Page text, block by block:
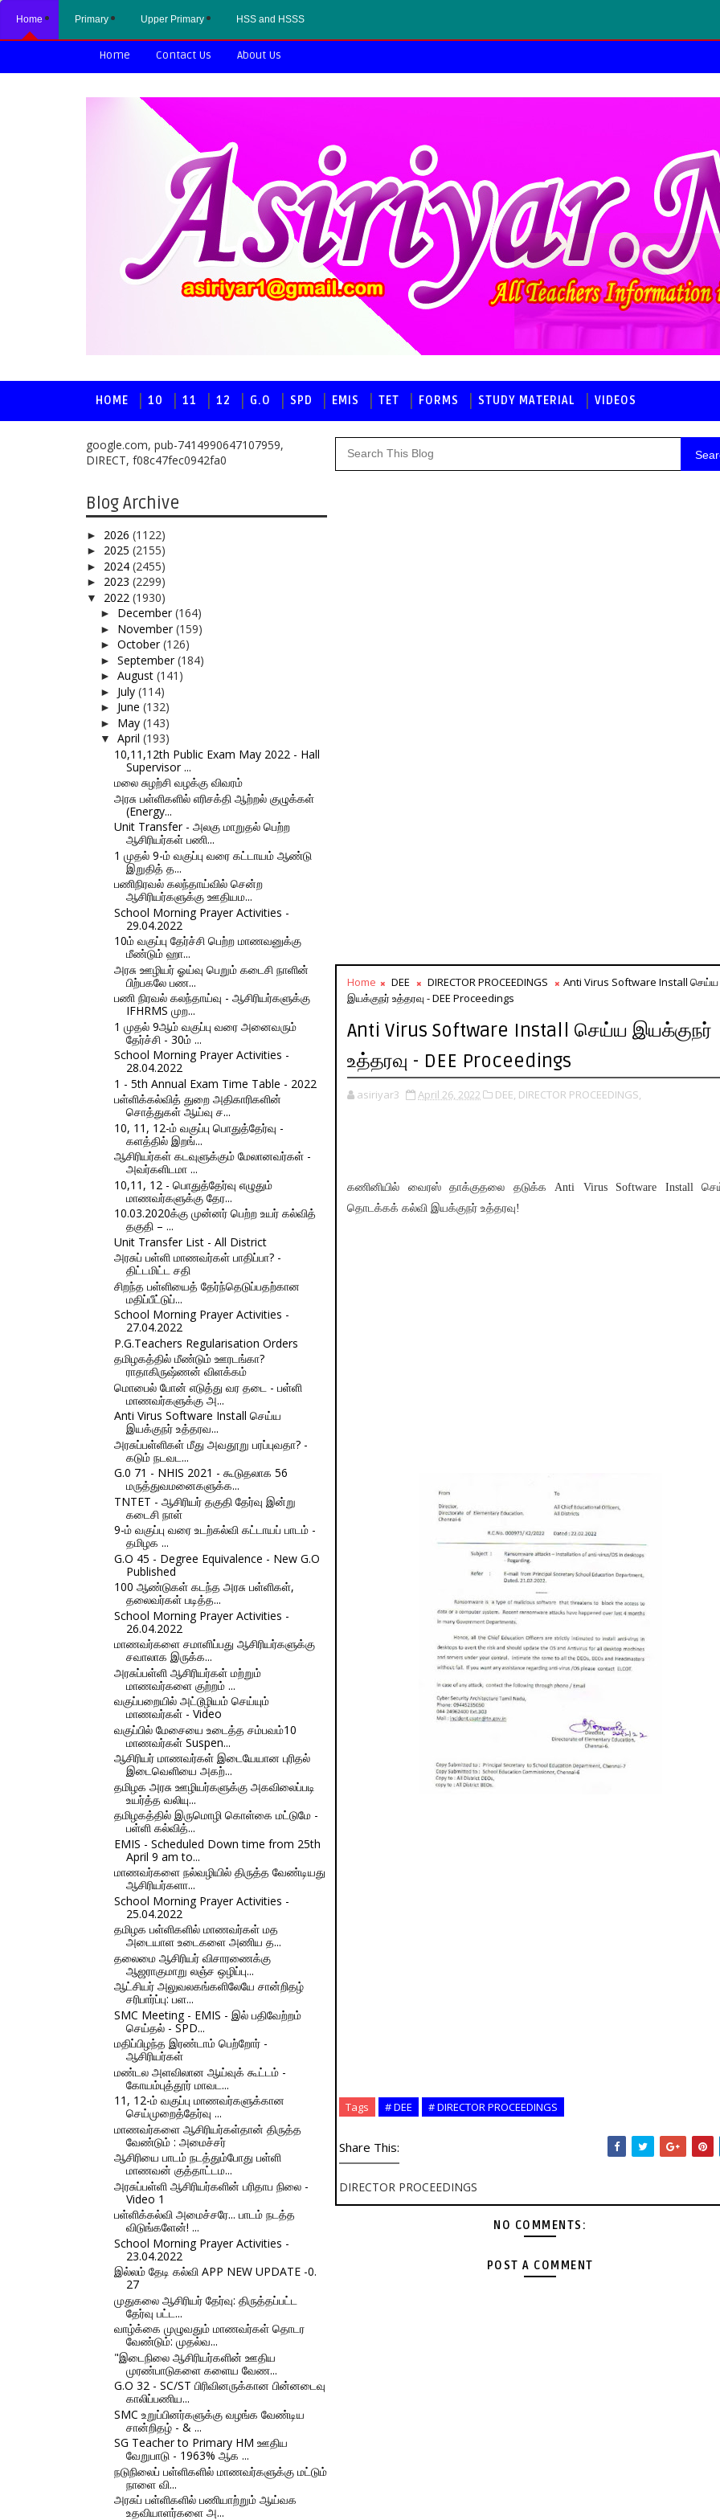
Home Primary Upper Primary HSS and HSSS
Home Contact Us About Us
HOME 10 11 12 G.O SPD EMIS TET FORMS STUDY MATERIAL VIDEOS
google.com, pub-7414990647107959,
DIRECT, f08c47fec0942fa0
Blog Archive
► 2026 (1122)
► 2025 (2155)
► 2024 (2455)
► 2023 (2299)
▼ 2022 (1930)
► December(164)
► November(159)
► October(126)
► September(184)
► August (141)
► July (114)
► June (132)
► May (143)
▼ April (193)
10,11,12th Public Exam May 2022 - Hall
Supervisor ...
மலை சுழற்சி வழக்கு விவரம்
அரசு பள்ளிகளில் எரிசக்தி ஆற்றல் குழுக்கள்
(Energy...
Unit Transfer - அலகு மாறுதல் பெற்ற
ஆசிரியர்கள் பணி...
1 முதல் 9-ம் வகுப்பு வரை கட்டாயம் ஆண்டு
இறுதித் த...
பணிநிரவல் கலந்தாய்வில் சென்ற
ஆசிரியர்களுக்கு ஊதியம...
School Morning Prayer Activities -
29.04.2022
10ம் வகுப்பு தேர்ச்சி பெற்ற மாணவனுக்கு
மீண்டும் ஹா...
அரசு ஊழியர் ஓய்வு பெறும் கடைசி நாளின்
பிற்பகலே பண...
பணி நிரவல் கலந்தாய்வு - ஆசிரியர்களுக்கு
IFHRMS முற...
1 முதல் 9ஆம் வகுப்பு வரை அனைவரும்
தேர்ச்சி - 30ம் ...
School Morning Prayer Activities -
28.04.2022
1 - 5th Annual Exam Time Table - 2022
பள்ளிக்கல்வித் துறை அதிகாரிகளின்
சொத்துகள் ஆய்வு ச...
10, 11, 12-ம் வகுப்பு பொதுத்தேர்வு -
களத்தில் இறங்...
ஆசிரியர்கள் கடவுளுக்கும் மேலானவர்கள் -
அவர்களிடமா ...
10,11, 12 - பொதுத்தேர்வு எழுதும்
மாணவர்களுக்கு தேர...
10.03.2020க்கு முன்னர் பெற்ற உயர் கல்வித்
தகுதி – ...
Unit Transfer List - All District
அரசுப் பள்ளி மாணவர்கள் பாதிப்பா? -
திட்டமிட்ட சதி
சிறந்த பள்ளியைத் தேர்ந்தெடுப்பதற்கான
மதிப்பீட்டுப்...
School Morning Prayer Activities -
27.04.2022
P.G.Teachers Regularisation Orders
தமிழகத்தில் மீண்டும் ஊரடங்கா?
ராதாகிருஷ்ணன் விளக்கம்
மொபைல் போன் எடுத்து வர தடை - பள்ளி
மாணவர்களுக்கு அ...
Anti Virus Software Install செய்ய
இயக்குநர் உத்தரவ...
அரசுப்பள்ளிகள் மீது அவதூறு பரப்புவதா? -
கடும் நடவட...
G.0 71 - NHIS 2021 - கூடுதலாக 56
மருத்துவமனைகளுக்க...
TNTET - ஆசிரியர் தகுதி தேர்வு இன்று
கடைசி நாள்
9-ம் வகுப்பு வரை உடற்கல்வி கட்டாயப் பாடம் -
தமிழக ...
G.O 45 - Degree Equivalence - New G.O
Published
100 ஆண்டுகள் கடந்த அரசு பள்ளிகள்,
தலைவர்கள் படித்த...
School Morning Prayer Activities -
26.04.2022
மாணவர்களை சமாளிப்பது ஆசிரியர்களுக்கு
சவாலாக இருக்க...
அரசுப்பள்ளி ஆசிரியர்கள் மற்றும்
மாணவர்களை குற்றம் ...
வகுப்பறையில் அட்டூழியம் செய்யும்
மாணவர்கள் - Video
வகுப்பில் மேசையை உடைத்த சம்பவம்10
மாணவர்கள் Suspen...
ஆசிரியர் மாணவர்கள் இடையேயான புரிதல்
இடைவெளியை அகற்...
தமிழக அரசு ஊழியர்களுக்கு அகவிலைப்படி
உயர்த்த வலியு...
தமிழகத்தில் இருமொழி கொள்கை மட்டுமே -
பள்ளி கல்வித்...
EMIS - Scheduled Down time from 25th
April 9 am to...
மாணவர்களை நல்வழியில் திருத்த வேண்டியது
ஆசிரியர்களா...
School Morning Prayer Activities -
25.04.2022
தமிழக பள்ளிகளில் மாணவர்கள் மத
அடையாள உடைகளை அணிய த...
தலைமை ஆசிரியர் விசாரணைக்கு
ஆஜராகுமாறு லஞ்ச ஒழிப்பு...
ஆட்சியர் அலுவலகங்களிலேயே சான்றிதழ்
சரிபார்ப்பு: பள...
SMC Meeting - EMIS - இல் பதிவேற்றம்
செய்தல் - SPD...
மதிப்பிழந்த இரண்டாம் பெற்றோர் -
ஆசிரியர்கள்
மண்டல அளவிலான ஆய்வுக் கூட்டம் -
கோயம்புத்தூர் மாவட...
11, 12-ம் வகுப்பு மாணவர்களுக்கான
செய்முறைத்தேர்வு ...
மாணவர்களை ஆசிரியர்கள்தான் திருத்த
வேண்டும் : அமைச்சர்
ஆசிரியை பாடம் நடத்தும்போது பள்ளி
மாணவன் குத்தாட்டம...
அரசுப்பள்ளி ஆசிரியர்களின் பரிதாப நிலை -
Video 1
பள்ளிக்கல்வி அமைச்சரே... பாடம் நடத்த
விடுங்களேன்! ...
School Morning Prayer Activities -
23.04.2022
இல்லம் தேடி கல்வி APP NEW UPDATE -0.
27
முதுகலை ஆசிரியர் தேர்வு: திருத்தப்பட்ட
தேர்வு பட்ட...
வாழ்க்கை முழுவதும் மாணவர்கள் தொடர
வேண்டும்: முதல்வ...
"இடைநிலை ஆசிரியர்களின் ஊதிய
முரண்பாடுகளை களைய வேண...
G.O 32 - SC/ST பிரிவினருக்கான பின்னடைவு
காலிப்பணிய...
SMC உறுப்பினர்களுக்கு வழங்க வேண்டிய
சான்றிதழ் - & ...
SG Teacher to Primary HM ஊதிய
வேறுபாடு - 1963% ஆக ...
நடுநிலைப் பள்ளிகளில் மாணவர்களுக்கு மட்டும்
நாளை வி...
அரசுப் பள்ளிகளில் பணியாற்றும் ஆய்வக
உதவியாளர்களை அ...
Home DEE DIRECTOR PROCEEDINGS
Anti Virus Software Install செய்ய
இயக்குநர் உத்தரவு - DEE Proceedings
Anti Virus Software Install செய்ய இயக்குநர்
உத்தரவு - DEE Proceedings
asiriyar3 April 26, 2022 DEE, DIRECTOR PROCEEDINGS,
கணினியில் வைரஸ் தாக்குதலை தடுக்க Anti Virus Software Install
தொடக்கக் கல்வி இயக்குநர் உத்தரவு!
Tags # DEE # DIRECTOR PROCEEDINGS
Share This:
DIRECTOR PROCEEDINGS
NO COMMENTS:
POST A COMMENT